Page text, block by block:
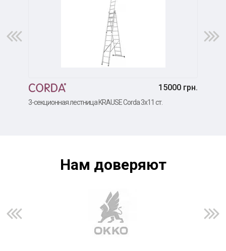
15000 грн.
3-секционная лестница KRAUSE Corda 3х11 ст.
Нам доверяют